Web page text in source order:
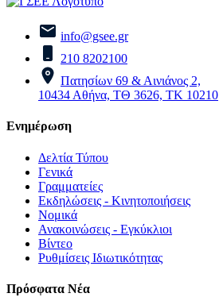
info@gsee.gr
210 8202100
Πατησίων 69 & Αινιάνος 2,
10434 Αθήνα, ΤΘ 3626, ΤΚ 10210
Ενημέρωση
Δελτία Τύπου
Γενικά
Γραμματείες
Εκδηλώσεις - Κινητοποιήσεις
Νομικά
Ανακοινώσεις - Εγκύκλιοι
Βίντεο
Ρυθμίσεις Ιδιωτικότητας
Πρόσφατα Νέα